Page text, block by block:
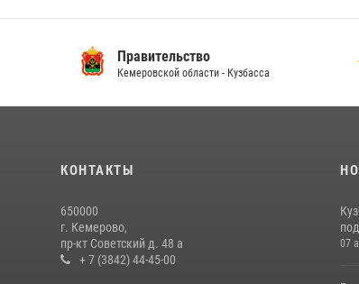
Правительство
Кемеровской области - Кузбасса
КОНТАКТЫ
650000
г. Кемерово,
пр-кт Советский д. 48 а
+ 7 (3842) 44-45-00
07